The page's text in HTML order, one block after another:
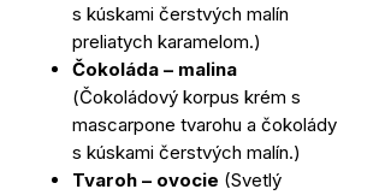
s kúskami čerstvých malín
preliatych karamelom.)
Čokoláda – malina
(Čokoládový korpus krém s
mascarpone tvarohu a čokolády
s kúskami čerstvých malín.)
Tvaroh – ovocie (Svetlý